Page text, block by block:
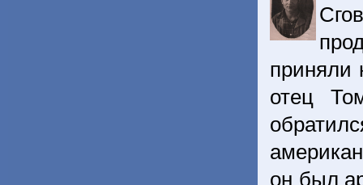
приняли
отец
он был